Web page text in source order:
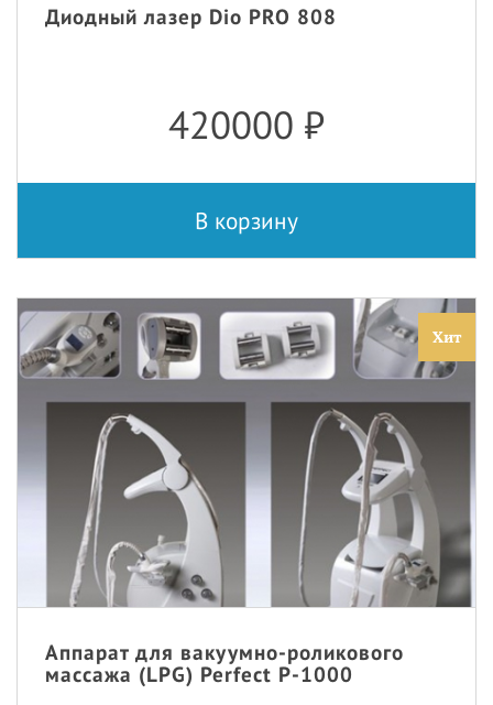
Диодный лазер Dio PRO 808
420000 ₽
В корзину
Хит
Аппарат для вакуумно-роликового
массажа (LPG) Perfect P-1000